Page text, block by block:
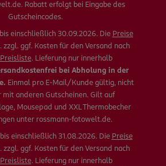
Rabatt erfolgt bei Eingabe des
Gutscheincodes.
einschließlich 30.09.2026. Die Preise
ggf. Kosten für den Versand nach
Preisliste. Lieferung nur innerhalb
bei Abholung in der
Einmal pro E-Mail/Kunde gültig, nicht
mit anderen Gutscheinen. Gilt auf
Mousepad und XXL Thermobecher
unter rossmann-fotowelt.de.
einschließlich 31.08.2026. Die Preise
ggf. Kosten für den Versand nach
Preisliste. Lieferung nur innerhalb